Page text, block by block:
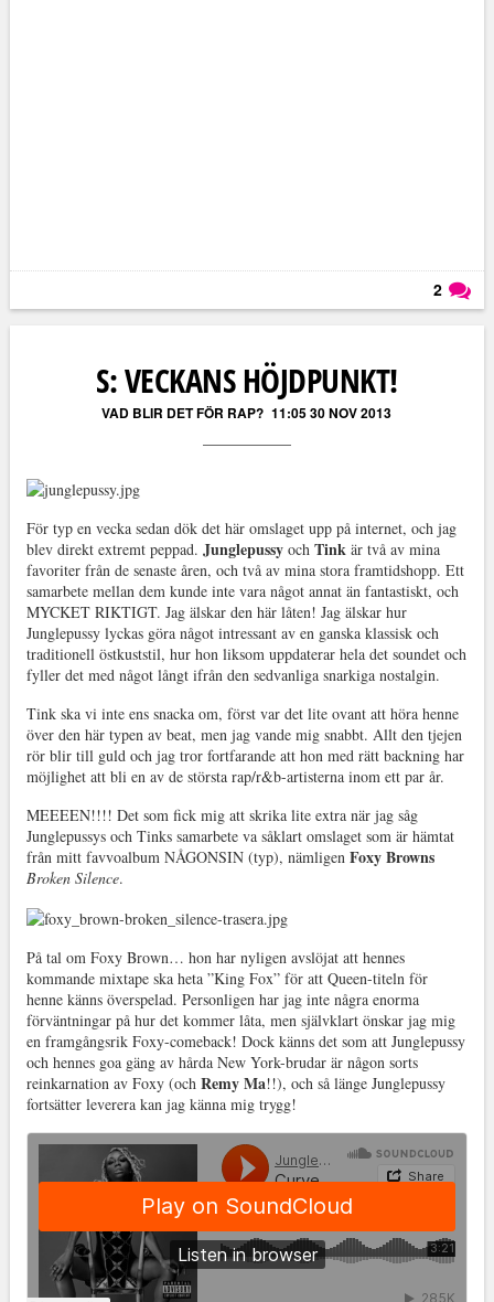
2
S: VECKANS HÖJDPUNKT!
VAD BLIR DET FÖR RAP? 11:05 30 NOV 2013
För typ en vecka sedan dök det här omslaget upp på internet, och jag
blev direkt extremt peppad. JunglepussyochTinkär två av mina
favoriter från de senaste åren, och två av mina stora framtidshopp. Ett
samarbete mellan dem kunde inte vara något annat än fantastiskt, och
MYCKET RIKTIGT. Jag älskar den här låten! Jag älskar hur
Junglepussy lyckas göra något intressant av en ganska klassisk och
traditionell östkuststil, hur hon liksom uppdaterar hela det soundet och
fyller det med något långt ifrån den sedvanliga snarkiga nostalgin.
Tink ska vi inte ens snacka om, först var det lite ovant att höra henne
över den här typen av beat, men jag vande mig snabbt. Allt den tjejen
rör blir till guld och jag tror fortfarande att hon med rätt backning har
möjlighet att bli en av de största rap/r&b-artisterna inom ett par år.
MEEEEN!!!! Det som fick mig att skrika lite extra när jag såg
Junglepussys och Tinks samarbete va såklart omslaget som är hämtat
från mitt favvoalbum NÅGONSIN (typ), nämligenFoxy Browns
Broken Silence.
På tal om Foxy Brown… hon har nyligen avslöjat att hennes
kommande mixtape ska heta ”King Fox” för att Queen-titeln för
henne känns överspelad. Personligen har jag inte några enorma
förväntningar på hur det kommer låta, men självklart önskar jag mig
en framgångsrik Foxy-comeback! Dock känns det som att Junglepussy
och hennes goa gäng av hårda New York-brudar är någon sorts
reinkarnation av Foxy (och Remy Ma!!), och så länge Junglepussy
fortsätter leverera kan jag känna mig trygg!